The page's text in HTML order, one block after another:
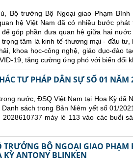
Bộ trưởng Bộ Ngoại giao Phạm
hệ Việt Nam đã có nhiều bước
góp phần đưa quan hệ giữa hai
tâm là kinh tế-thương mại - đầu tư,
khoa học-công nghệ, giáo dục-đào
19, tăng cường ứng phó với biến đổi
TƯ PHÁP DÂN SỰ SỐ 01 NĂM
nước, ĐSQ Việt Nam tại Hoa Kỳ đã
sách trong Bản Niêm yết số 01/
máy lẻ 113 vào các buổi
TRƯỞNG BỘ NGOẠI GIAO
ANTONY BLINKEN